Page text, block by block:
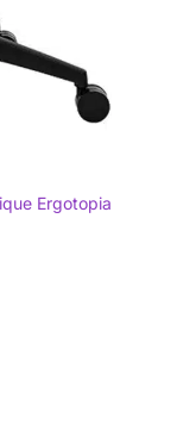
Ergotopia